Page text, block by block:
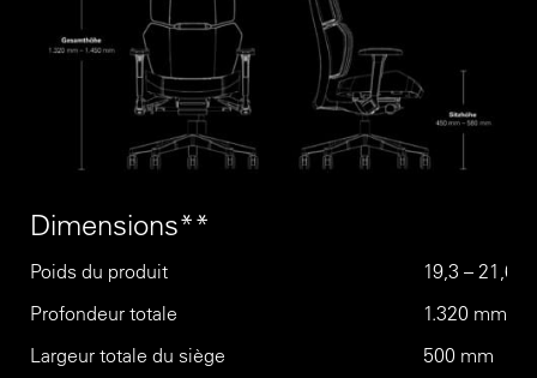
Dimensions**
Poids du produit
19,3 – 21,6
Profondeur totale
1.320 mm –
Largeur totale du siège
500 mm